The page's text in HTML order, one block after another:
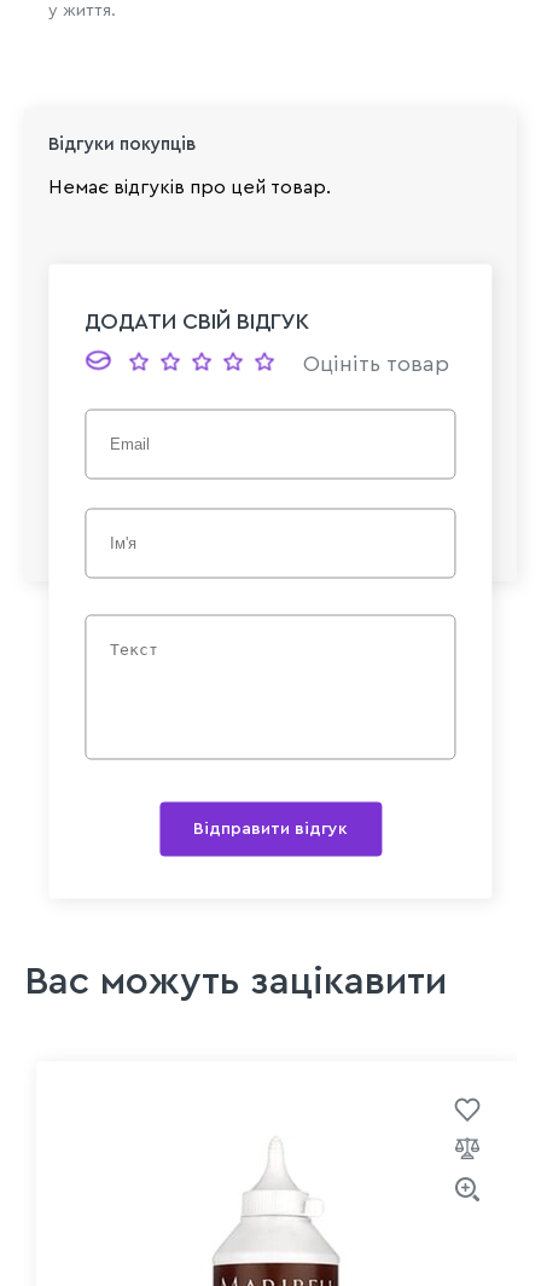
у життя.
Відгуки покупців
Немає відгуків про цей товар.
ДОДАТИ СВІЙ ВІДГУК
Оцініть товар
Відправити відгук
Вас можуть зацікавити